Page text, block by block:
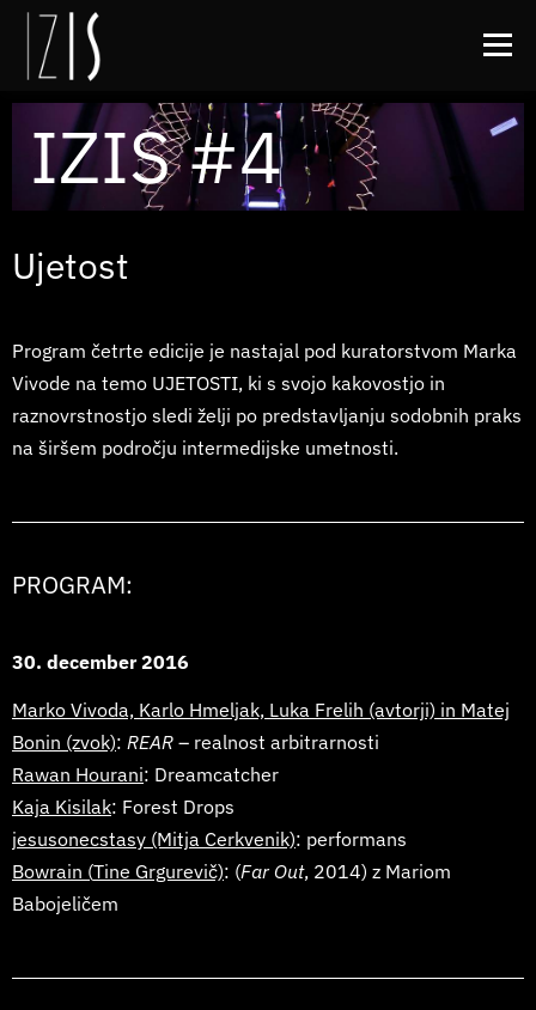
Meni
O IZISu Zamik Arhiv Kontakt FB
IZIS #4
Ujetost
Program četrte edicije je nastajal pod kuratorstvom Marka
Vivode na temo UJETOSTI, ki s svojo kakovostjo in
raznovrstnostjo sledi želji po predstavljanju sodobnih praks
na širšem področju intermedijske umetnosti.
PROGRAM:
30. december 2016
Marko Vivoda, Karlo Hmeljak, Luka Frelih (avtorji) in Matej
Bonin (zvok): REAR – realnost arbitrarnosti
Rawan Hourani: Dreamcatcher
Kaja Kisilak: Forest Drops
jesusonecstasy (Mitja Cerkvenik): performans
Bowrain (Tine Grgurevič): (Far Out, 2014) z Mariom
Babojeličem